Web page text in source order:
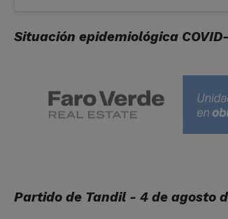
Situación epidemiológica
Partido de Tandil - 4 de agosto